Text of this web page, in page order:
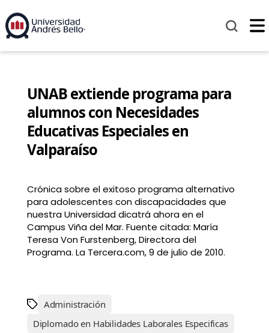
UNAB extiende programa para
alumnos con Necesidades
Educativas Especiales en
Valparaíso
Crónica sobre el exitoso programa alternativo
para adolescentes con discapacidades que
nuestra Universidad dicatrá ahora en el
Campus Viña del Mar. Fuente citada: María
Teresa Von Furstenberg, Directora del
Programa. La Tercera.com, 9 de julio de 2010.
Administración
Diplomado en Habilidades Laborales Especificas